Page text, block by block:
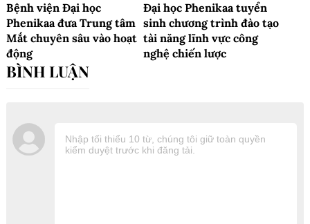
Bệnh viện Đại học
Phenikaa đưa Trung tâm
Mắt chuyên sâu vào hoạt
động
Đại học Phenikaa tuyển
sinh chương trình đào tạo
tài năng lĩnh vực công
nghệ chiến lược